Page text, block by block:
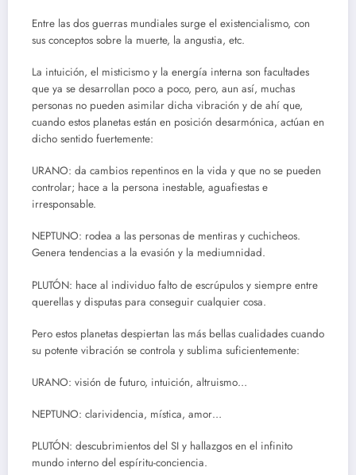
Entre las dos guerras mundiales surge el existencialismo, con
sus conceptos sobre la muerte, la angustia, etc.
La intuición, el misticismo y la energía interna son facultades
que ya se desarrollan poco a poco, pero, aun así, muchas
personas no pueden asimilar dicha vibración y de ahí que,
cuando estos planetas están en posición desarmónica, actúan en
dicho sentido fuertemente:
URANO: da cambios repentinos en la vida y que no se pueden
controlar; hace a la persona inestable, aguafiestas e
irresponsable.
NEPTUNO: rodea a las personas de mentiras y cuchicheos.
Genera tendencias a la evasión y la mediumnidad.
PLUTÓN: hace al individuo falto de escrúpulos y siempre entre
querellas y disputas para conseguir cualquier cosa.
Pero estos planetas despiertan las más bellas cualidades cuando
su potente vibración se controla y sublima suficientemente:
URANO: visión de futuro, intuición, altruismo…
NEPTUNO: clarividencia, mística, amor…
PLUTÓN: descubrimientos del SI y hallazgos en el infinito
mundo interno del espíritu-conciencia.